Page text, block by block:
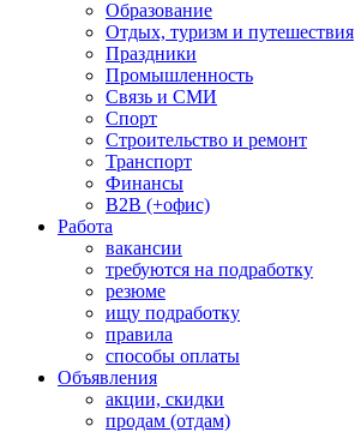
Образование
Отдых, туризм и путешествия
Праздники
Промышленность
Связь и СМИ
Спорт
Строительство и ремонт
Транспорт
Финансы
B2B (+офис)
Работа
вакансии
требуются на подработку
резюме
ищу подработку
правила
способы оплаты
Объявления
акции, скидки
продам (отдам)